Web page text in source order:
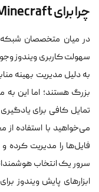
چرا برای Minecraft، ویندوز سرور را انتخاب کنیم؟
در میان متخصصان
سهولت کاربری ویندوز
به دلیل مدیریت بهینه
بزرگ هستند؛ اما این به
فایل‌ها را مدیریت کرده
سرور یک انتخاب
ابزارهای پایش ویندوز